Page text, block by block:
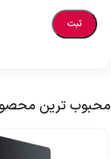
محبوب ترین